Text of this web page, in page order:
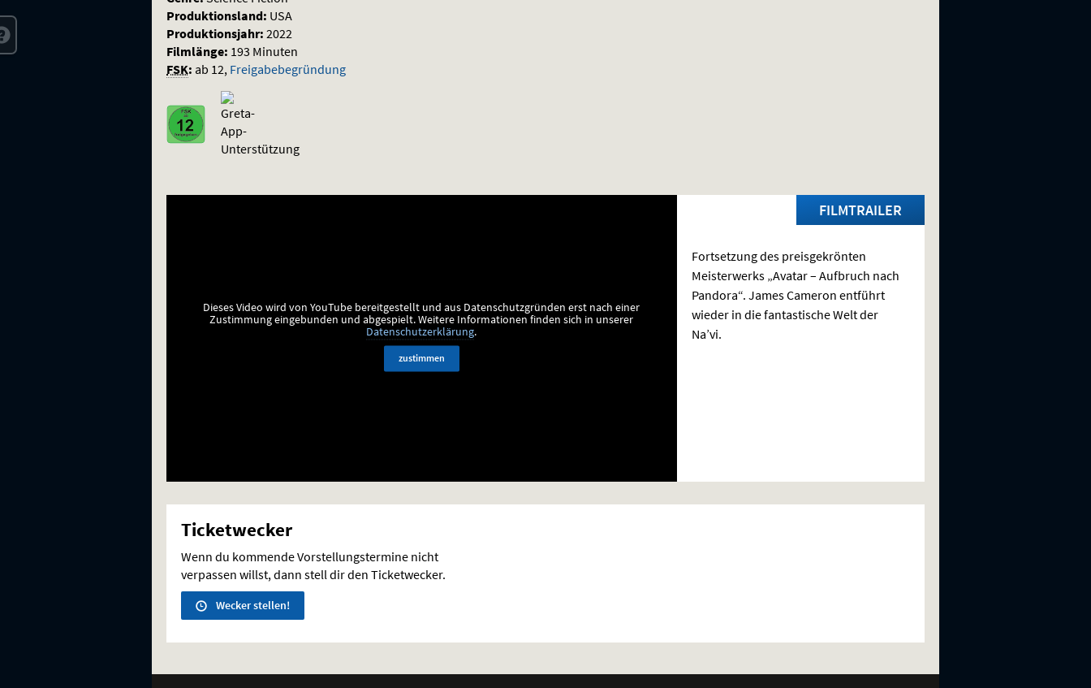
Produktionsland: USA
Produktionsjahr: 2022
Filmlänge: 193 Minuten
FSK: ab 12, Freigabebegründung
FILMTRAILER
Dieses Video wird von YouTube bereitgestellt und aus Datenschutzgründen erst nach einer
Zustimmung eingebunden und abgespielt.Weitere Informationen finden sich in unserer
Datenschutzerklärung.
zustimmen
Fortsetzung des preisgekrönten
Meisterwerks „Avatar – Aufbruch nach
Pandora“. James Cameron entführt
wieder in die fantastische Welt der
Na’vi.
Ticketwecker
Wenn du kommende Vorstellungstermine nicht
verpassen willst, dann stell dir den Ticketwecker.
Wecker stellen!